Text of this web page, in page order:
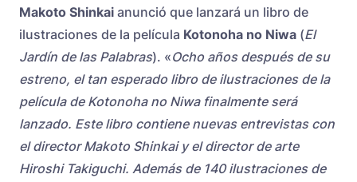
Makoto Shinkai anunció que lanzará un libro de
ilustraciones de la película Kotonoha no Niwa (El
Jardín de las Palabras). «Ocho años después de su
estreno, el tan esperado libro de ilustraciones de la
película de Kotonoha no Niwa finalmente será
lanzado. Este libro contiene nuevas entrevistas con
el director Makoto Shinkai y el director de arte
Hiroshi Takiguchi. Además de 140 ilustraciones de